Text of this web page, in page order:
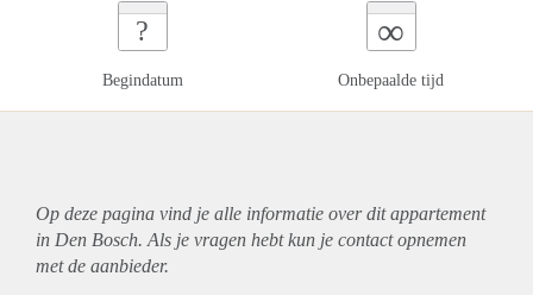
?
Begindatum
∞
Onbepaalde tijd
Op deze pagina vind je alle informatie over ditappartement
in Den Bosch. Als je vragen hebt kun je contact opnemen
met de aanbieder.